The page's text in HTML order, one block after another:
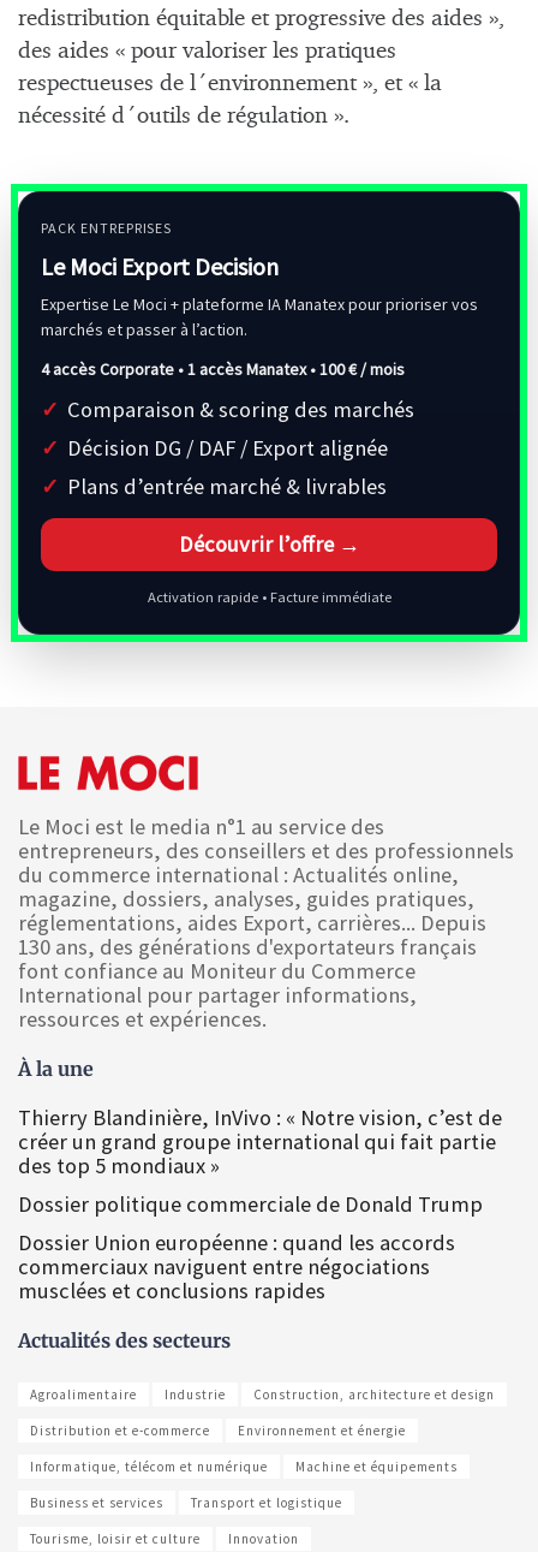
redistribution équitable et progressive des aides »,
des aides « pour valoriser les pratiques
respectueuses de l´environnement », et « la
nécessité d´outils de régulation ».
PACK ENTREPRISES
Le Moci Export Decision
Expertise Le Moci + plateforme IA Manatex pour prioriser vos
marchés et passer à l’action.
4 accès Corporate • 1 accès Manatex •100 € / mois
Comparaison & scoring des marchés
Décision DG / DAF / Export alignée
Plans d’entrée marché & livrables
Découvrir l’offre →
Activation rapide • Facture immédiate
Le Moci est le media n°1 au service des
entrepreneurs, des conseillers et des professionnels
du commerce international : Actualités online,
magazine, dossiers, analyses, guides pratiques,
réglementations, aides Export, carrières... Depuis
130 ans, des générations d'exportateurs français
font confiance au Moniteur du Commerce
International pour partager informations,
ressources et expériences.
À la une
Thierry Blandinière, InVivo : « Notre vision, c’est de
créer un grand groupe international qui fait partie
des top 5 mondiaux »
Dossier politique commerciale de Donald Trump
Dossier Union européenne : quand les accords
commerciaux naviguent entre négociations
musclées et conclusions rapides
Actualités des secteurs
Agroalimentaire Industrie Construction, architecture et design
Distribution et e-commerce Environnement et énergie
Informatique, télécom et numérique Machine et équipements
Business et services Transport et logistique
Tourisme, loisir et culture Innovation